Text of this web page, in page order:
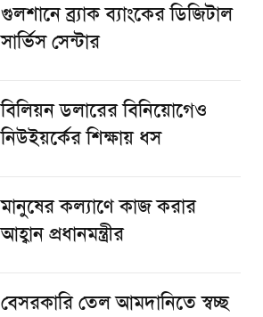
গুলশানে ব্র্যাক ব্যাংকের ডিজিটাল
সার্ভিস সেন্টার
বিলিয়ন ডলারের বিনিয়োগেও
নিউইয়র্কের শিক্ষায় ধস
মানুষের কল্যাণে কাজ করার
আহ্বান প্রধানমন্ত্রীর
বেসরকারি তেল আমদানিতে স্বচ্ছ